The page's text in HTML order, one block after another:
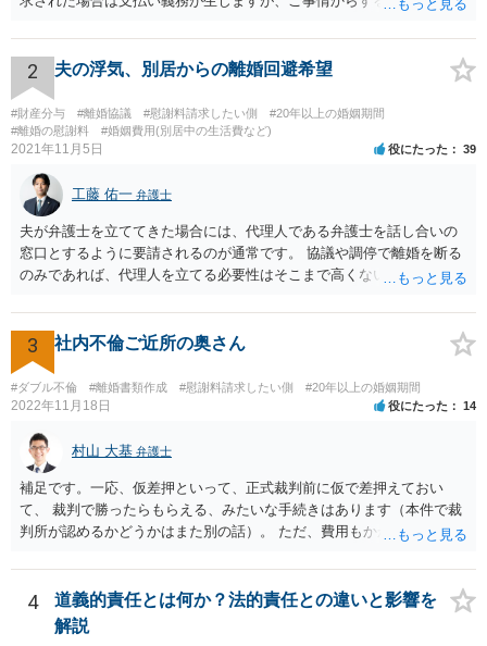
2 夫の浮気、別居からの離婚回避希望
#財産分与 #離婚協議 #慰謝料請求したい側
#20年以上の婚姻期間
#離婚の慰謝料
#婚姻費用(別居中の生活費など)
2021年11月5日 役にたった 39
工藤 佑一 弁護士
夫が弁護士を立ててきた場合には、代理人である弁護士を話し合いの
窓口とするように要請されるのが通常です。 協議や調停で離婚を断る
のみであれば、代理人を立てる必要性はそこまで高くないようにも思
姻費用についてもまとまっていない状況である場合には代理人を立て
ることが適切かも知れません。 依頼するかどうかの検討も含め、お近
くの弁護士へ相談はされてみると良いと考えます。
3 社内不倫ご近所の奥さん
#ダブル不倫 #離婚書類作成 #慰謝料請求したい側 #20年以上の婚姻期間
2022年11月18日 役にたった 14
村山 大基 弁護士
補足です。一応、仮差押といって、正式裁判前に仮で差押えておい
て、 裁判で勝ったらもらえる、みたいな手続きはあります（本件で裁
判所が認めるかどうかはまた別の話）。 ただ、費用もかかりますし、
のであれば、 面談相談に行って詳しく話を聞いてみましょう。
4
道義的責任とは何か？法的責任との違いと影響を
解説